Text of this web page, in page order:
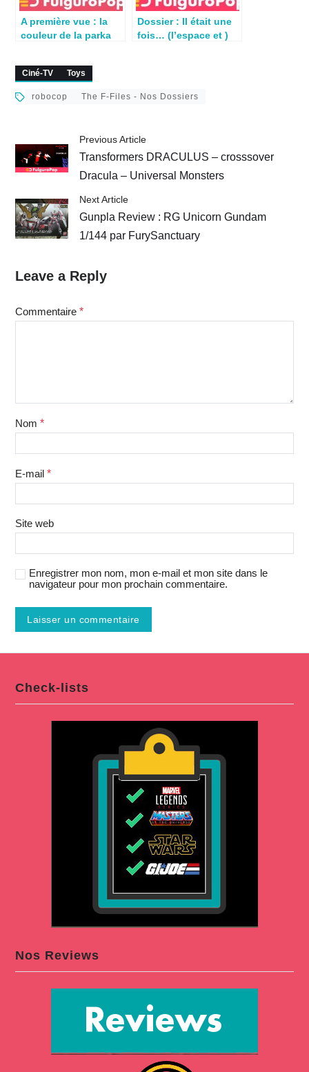
A première vue : la
couleur de la parka
Dossier : Il était une
fois… (l’espace et )
Ciné-TV Toys
robocop The F-Files - Nos Dossiers
Previous Article
Transformers DRACULUS – crosssover
Dracula – Universal Monsters
Next Article
Gunpla Review : RG Unicorn Gundam
1/144 par FurySanctuary
Leave a Reply
Commentaire *
Nom *
E-mail *
Site web
Enregistrer mon nom, mon e-mail et mon site dans le
navigateur pour mon prochain commentaire.
Check-lists
Nos Reviews